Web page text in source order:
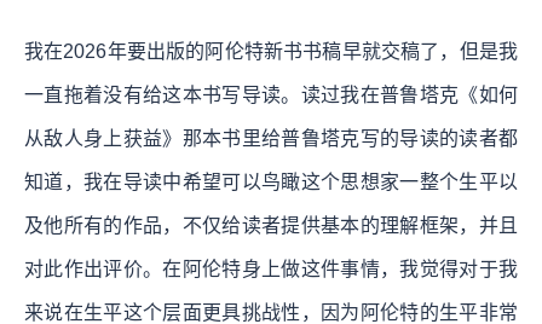
我在2026年要出版的阿伦特新书书稿早就交稿了，但是我
一直拖着没有给这本书写导读。读过我在普鲁塔克《如何
从敌人身上获益》那本书里给普鲁塔克写的导读的读者都
知道，我在导读中希望可以鸟瞰这个思想家一整个生平以
及他所有的作品，不仅给读者提供基本的理解框架，并且
对此作出评价。在阿伦特身上做这件事情，我觉得对于我
来说在生平这个层面更具挑战性，因为阿伦特的生平非常